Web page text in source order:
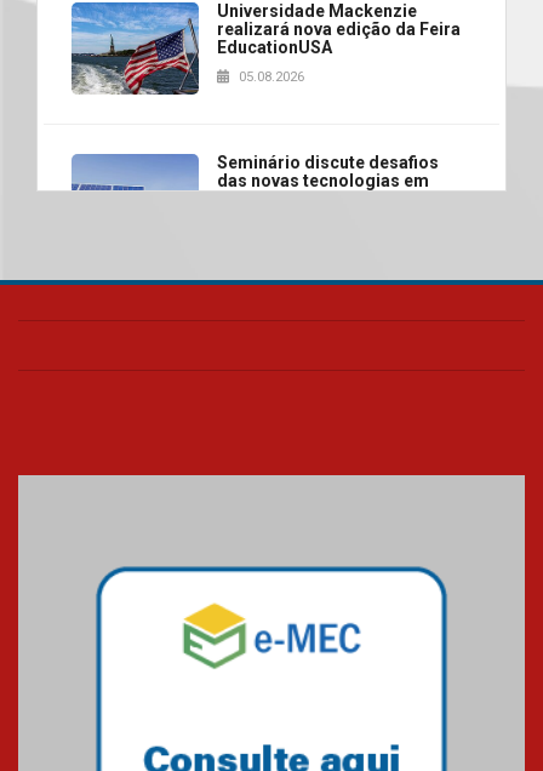
Universidade Mackenzie
realizará nova edição da Feira
EducationUSA
05.08.2026
Seminário discute desafios
das novas tecnologias em
Como os pais podem investir
na educação dos filhos além da
escola